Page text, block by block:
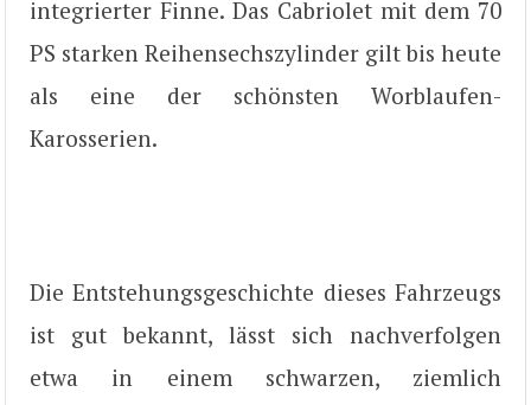
integrierter Finne. Das Cabriolet mit dem 70
PS starken Reihensechszylinder gilt bis heute
als eine der schönsten Worblaufen-
Karosserien.
Die Entstehungsgeschichte dieses Fahrzeugs
ist gut bekannt, lässt sich nachverfolgen
etwa in einem schwarzen, ziemlich